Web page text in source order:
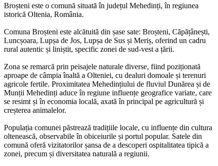
Broșteni este o comună situată în județul Mehedinți, în regiunea
istorică Oltenia, România.
Comuna Broșteni este alcătuită din șase sate: Broșteni, Căpățânești,
Luncșoara, Lupșa de Jos, Lupșa de Sus și Meriș, oferind un cadru
rural autentic și liniștit, specific zonei de sud-vest a țării.
Zona se remarcă prin peisajele naturale diverse, fiind poziționată
aproape de câmpia înaltă a Olteniei, cu dealuri domoale și terenuri
agricole fertile. Proximitatea Mehedințiului de fluviul Dunărea și de
Munții Mehedinți aduce în regiune influențe geografice variate, care
se resimt și în economia locală, axată în principal pe agricultură și
creșterea animalelor.
Populația comunei păstrează tradițiile locale, cu influențe din cultura
oltenească, observabile în obiceiurile și portul popular. Satele din
comună oferă vizitatorilor șansa de a descoperi ospitalitatea tipică a
zonei, precum și diversitatea naturală a regiunii.